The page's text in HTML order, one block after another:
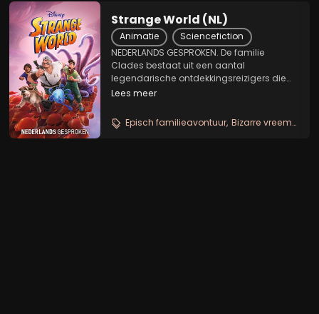
Strange World (NL)
Animatie
Sciencefiction
NEDERLANDS GESPROKEN. De familie
Clades bestaat uit een aantal
legendarische ontdekkingsreizigers die
samen op zoek zijn naar een onbekend en
zonder gevaar, want buiten de
fantasierijke wezens die de...
Lees meer
Episch familieavontuur Bizarre vreemde wereld